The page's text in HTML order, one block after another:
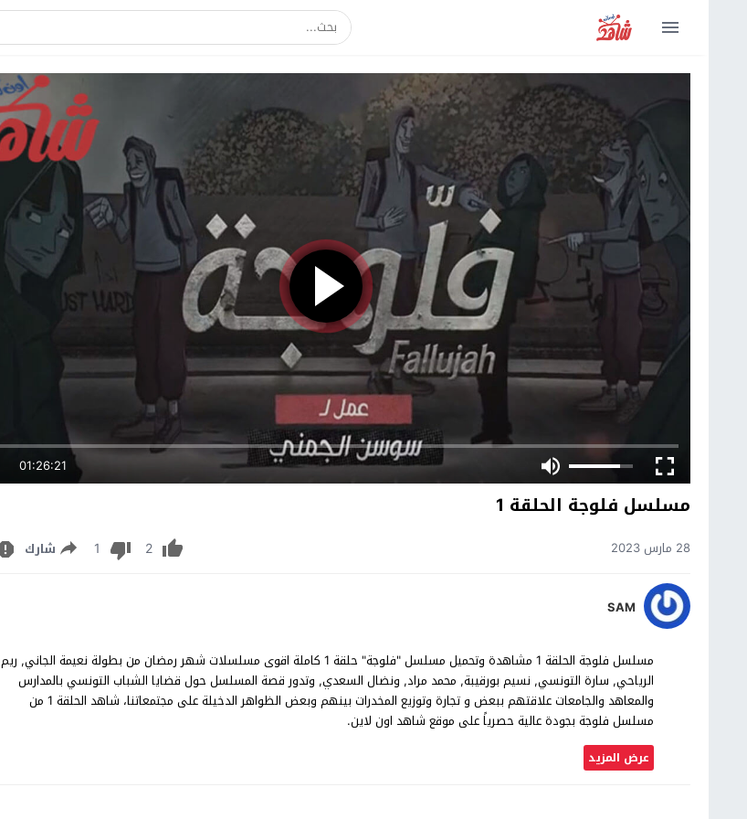
01:26:21
مسلسل فلوجة الحلقة 1
28 مارس 2023 2
1 شارك
SAM
مسلسل فلوجة الحلقة 1 مشاهدة وتحميل مسلسل "فلوجة" حلقة 1 كاملة اقوى مسلسلات شهر رمضان من بطولة نعيمة الجاني, ريم
الرياحي, سارة التونسي, نسيم بورقيبة, محمد مراد, ونضال السعدي, وتدور قصة المسلسل حول قضايا الشباب التونسي بالمدارس
والمعاهد والجامعات علاقتهم ببعض و تجارة وتوزيع المخدرات بينهم وبعض الظواهر الدخيلة على مجتمعاتنا، شاهد الحلقة 1 من
مسلسل فلوجة بجودة عالية حصرياً على موقع شاهد اون لاين.
عرض المزيد